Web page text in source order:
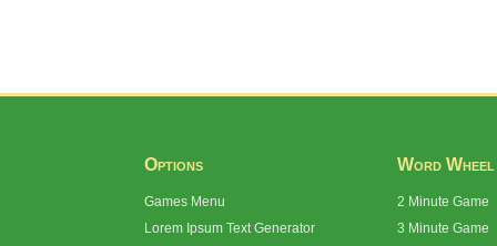
Options
Games Menu
Lorem Ipsum Text Generator
Word Wheel
2 Minute Game
3 Minute Game